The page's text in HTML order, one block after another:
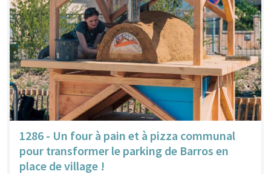
1286 - Un four à pain et à pizza communal
pour transformer le parking de Barros en
place de village !